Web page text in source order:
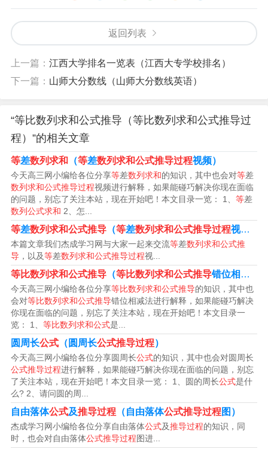
(a1-anq)/(1-q) （q不等于 1）。
等比数列求和公式的推导过程及方法
1、等比数列Sn=a1×(1-q^n)/(1-q)，Sn=n×a1（当q=1
时）；推导过程为：q×Sn=a1×q+a2×q+…+an×q=a2+a3+
…+a(n+1)，Sn-q×Sn=a1-a(n+1)=a1-a1×q^n，(1-q)×Sn=a
1×(1-q^n)。
2、等比数列求和公式：Sn=a1(1-q^n)/(1-q)。其中常数q叫
作公比，在等比数列中，首项a1与公比q都不为零。等比数
列求和公式是求等比数列之和的公式。
3、等比数列前n项和公式：Sn =a1(1-q^n)/(1-q)。
返回列表
上一篇： 江西大学排名一览表（江西大专学校排名）
下一篇： 山师大分数线（山师大分数线英语）
“等比数列求和公式推导（等比数列求和公式推导过
程）”的相关文章
等差数列求和 （等差数列求和公式推导过程视频）
今天高三网小编给各位分享等差数列求和的知识，其中也会对等差
数列求和公式推导过程视频进行解释，如果能碰巧解决你现在面临
的问题，别忘了关注本站，现在开始吧！本文目录一览： 1、 等差
数列公式求和 2、怎...
等差数列求和公式推导 （等差数列求和公式推导过程视频）
本篇文章我们杰成学习网与大家一起来交流等差数列求和公式推
导 ，以及等差数列求和公式推导过程视...
等比数列求和公式推导 （等比数列求和公式推导错位相减法）
今天高三网小编给各位分享等比数列求和公式推导的知识，其中也
会对等比数列求和公式推导错位相减法进行解释，如果能碰巧解决
你现在面临的问题，别忘了关注本站，现在开始吧！本文目录一
览： 1、 等比数列求和公式是...
圆周长公式 （圆周长公式推导过程）
今天高三网小编给各位分享圆周长公式的知识，其中也会对圆周长
公式推导过程进行解释，如果能碰巧解决你现在面临的问题，别忘
了关注本站，现在开始吧！本文目录一览： 1、圆的周长公式是什
么? 2、请问圆的周...
自由落体公式及推导过程 （自由落体公式推导过程图）
杰成学习网小编给各位分享自由落体公式及推导过程的知识，同
时，也会对自由落体公式推导过程图进...